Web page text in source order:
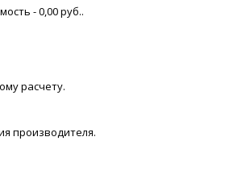
- 0,00 руб..
расчету.
производителя.